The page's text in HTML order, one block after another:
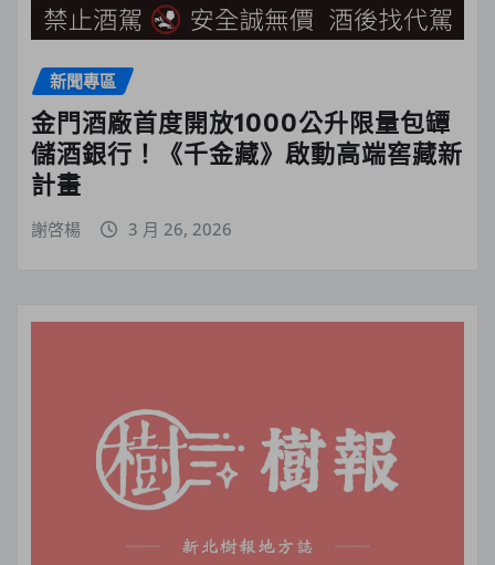
新聞專區
金門酒廠首度開放1000公升限量包罈
儲酒銀行！《千金藏》啟動高端窖藏新
計畫
謝啓楊 3 月 26, 2026